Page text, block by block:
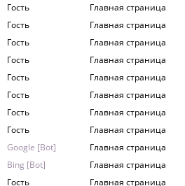
Гость
Главная страница
Гость
Главная страница
Гость
Главная страница
Гость
Главная страница
Гость
Главная страница
Гость
Главная страница
Гость
Главная страница
Гость
Главная страница
Google [Bot]
Главная страница
Bing [Bot]
Главная страница
Гость
Главная страница